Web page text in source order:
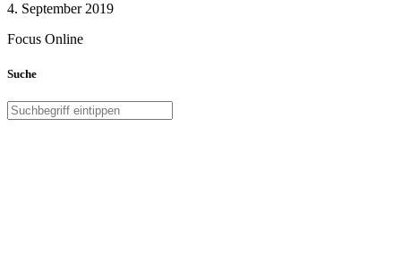
4. September 2019
Focus Online
Suche